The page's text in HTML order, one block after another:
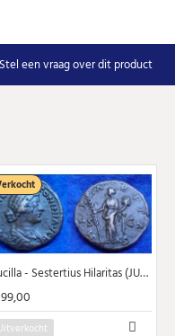
Stel een vraag over dit product
Lucilla - Sestertius Hilaritas (JUL1903)